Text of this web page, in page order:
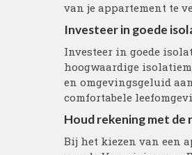
van je appartement te
Investeer in goede
Investeer in goede
hoogwaardige
en omgevingsgeluid
comfortabele
Houd rekening met de
Bij het kiezen van een